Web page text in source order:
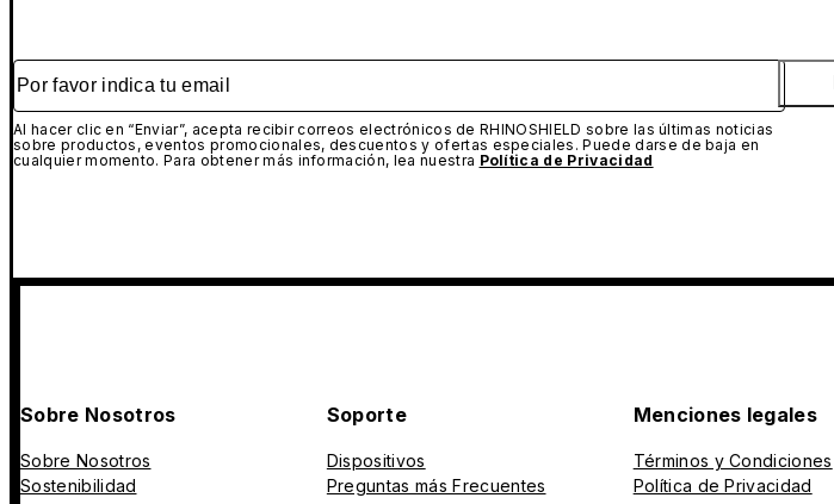
Por favor indica tu email
Al hacer clic en “Enviar”, acepta recibir correos electrónicos de RHINOSHIELD sobre las últimas noticias
sobre productos, eventos promocionales, descuentos y ofertas especiales. Puede darse de baja en
cualquier momento. Para obtener más información, lea nuestra Política de Privacidad
Sobre Nosotros
Sobre Nosotros
Sostenibilidad
Soporte
Dispositivos
Preguntas más Frecuentes
Menciones legales
Términos y Condiciones
Política de Privacidad